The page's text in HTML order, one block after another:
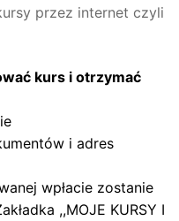
przez internet czyli
kurs i otrzymać
i adres
wpłacie zostanie
,,MOJE KURSY I